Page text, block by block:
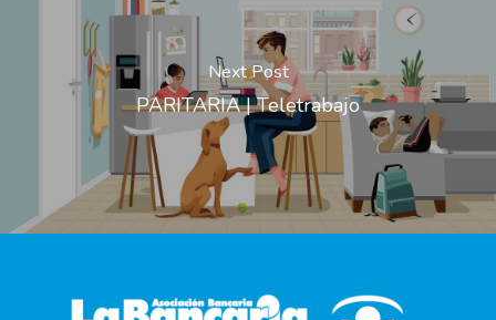
Next Post
PARITARIA | Teletrabajo